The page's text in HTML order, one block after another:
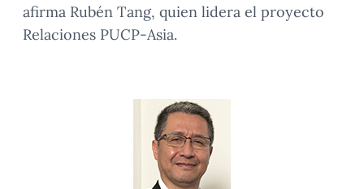
afirma Rubén Tang, quien lidera el proyecto
Relaciones PUCP-Asia.